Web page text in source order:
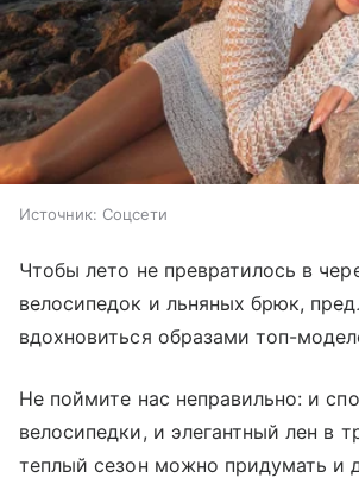
Источник: Соцсети
Чтобы лето не превратилось в
велосипедок и льняных брюк,
вдохновиться образами топ-
Не поймите нас неправильно: и
велосипедки, и элегантный лен в
теплый сезон можно придумать и